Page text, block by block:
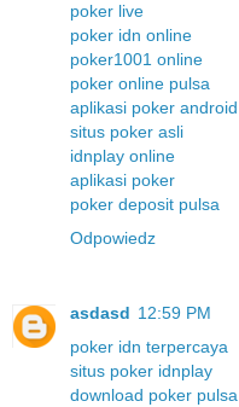
poker live
poker idn online
poker1001 online
poker online pulsa
aplikasi poker android
situs poker asli
idnplay online
aplikasi poker
poker deposit pulsa
Odpowiedz
asdasd 12:59 PM
poker idn terpercaya
situs poker idnplay
download poker pulsa